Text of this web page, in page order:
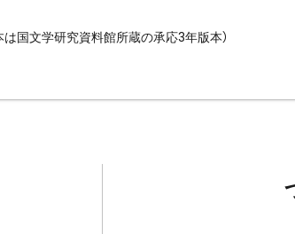
国文学研究資料館所蔵の承応3年版本）